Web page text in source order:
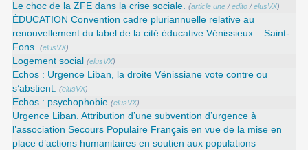
Le choc de la ZFE dans la crise sociale. (article une /edito /elusVX)
ÉDUCATION Convention cadre pluriannuelle relative au
renouvellement du label de la cité éducative Vénissieux – Saint-
Fons. (elusVX)
Logement social (elusVX)
Echos : Urgence Liban, la droite Vénissiane vote contre ou
s’abstient. (elusVX)
Echos : psychophobie (elusVX)
Urgence Liban. Attribution d’une subvention d’urgence à
l’association Secours Populaire Français en vue de la mise en
place d’actions humanitaires en soutien aux populations